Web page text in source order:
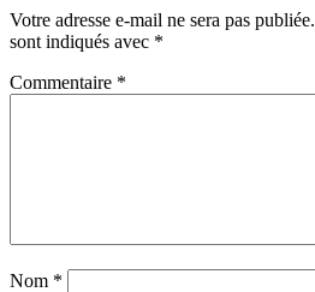
Votre adresse e-mail ne sera pas publiée.
sont indiqués avec *
Commentaire *
Nom *